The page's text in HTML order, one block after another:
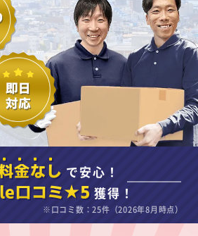
金なし で安心！
口コミ★5 獲得！
※口コミ数：25件（2026年8月時点）